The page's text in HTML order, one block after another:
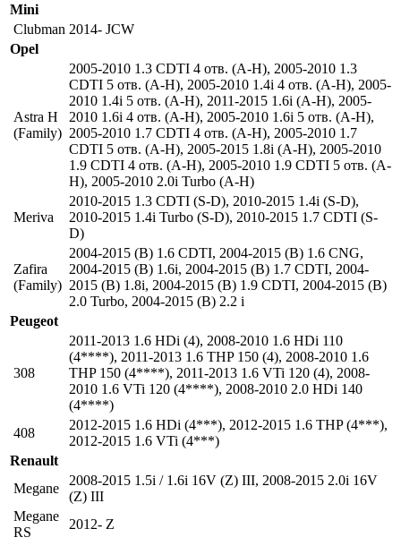
Mini
Clubman 2014- JCW
Opel
Astra H
(Family)
2005-2010 1.3 CDTI 4 отв. (A-H), 2005-2010 1.3
CDTI 5 отв. (A-H), 2005-2010 1.4i 4 отв. (A-H), 2005-
2010 1.4i 5 отв. (A-H), 2011-2015 1.6i (A-H), 2005-
2010 1.6i 4 отв. (A-H), 2005-2010 1.6i 5 отв. (A-H),
2005-2010 1.7 CDTI 4 отв. (A-H), 2005-2010 1.7
CDTI 5 отв. (A-H), 2005-2015 1.8i (A-H), 2005-2010
1.9 CDTI 4 отв. (A-H), 2005-2010 1.9 CDTI 5 отв. (A-
H), 2005-2010 2.0i Turbo (A-H)
Meriva
2010-2015 1.3 CDTI (S-D), 2010-2015 1.4i (S-D),
2010-2015 1.4i Turbo (S-D), 2010-2015 1.7 CDTI (S-
D)
Zafira
(Family)
2004-2015 (B) 1.6 CDTI, 2004-2015 (B) 1.6 CNG,
2004-2015 (B) 1.6i, 2004-2015 (B) 1.7 CDTI, 2004-
2015 (B) 1.8i, 2004-2015 (B) 1.9 CDTI, 2004-2015 (B)
2.0 Turbo, 2004-2015 (B) 2.2 i
Peugeot
308
2011-2013 1.6 HDi (4), 2008-2010 1.6 HDi 110
(4****), 2011-2013 1.6 THP 150 (4), 2008-2010 1.6
THP 150 (4****), 2011-2013 1.6 VTi 120 (4), 2008-
2010 1.6 VTi 120 (4****), 2008-2010 2.0 HDi 140
(4****)
408
2012-2015 1.6 HDi (4***), 2012-2015 1.6 THP (4***),
2012-2015 1.6 VTi (4***)
Renault
Megane
2008-2015 1.5i / 1.6i 16V (Z) III, 2008-2015 2.0i 16V
(Z) III
Megane
RS
2012- Z